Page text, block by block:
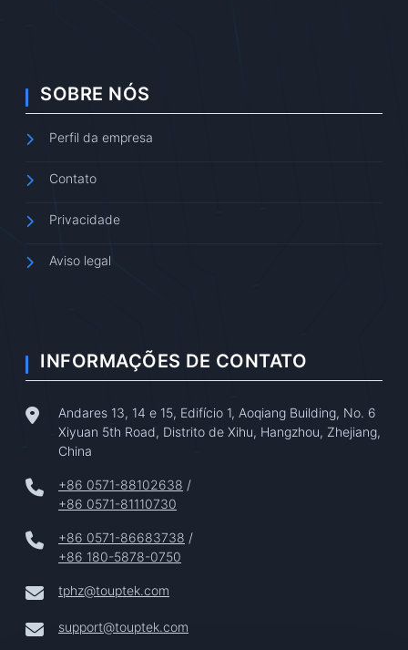
SOBRE NÓS
Perfil da empresa
Contato
Privacidade
Aviso legal
INFORMAÇÕES DE CONTATO
Andares 13, 14 e 15, Edifício 1, Aoqiang Building, No. 6
Xiyuan 5th Road, Distrito de Xihu, Hangzhou, Zhejiang,
China
+86 0571-88102638 /
+86 0571-81110730
+86 0571-86683738 /
+86 180-5878-0750
tphz@touptek.com
support@touptek.com